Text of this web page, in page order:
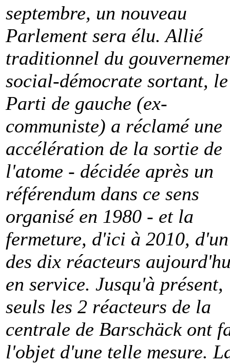
septembre, un nouveau
Parlement sera élu. Allié
traditionnel du
social-démocrate sortant, le
Parti de gauche (ex-
communiste) a réclamé une
accélération de la sortie de
l'atome - décidée après un
référendum dans ce sens
organisé en 1980 - et la
fermeture, d'ici à 2010, d'un
des dix réacteurs
en service. Jusqu'à présent,
seuls les 2 réacteurs de la
centrale de Barschäck ont
l'objet d'une telle mesure.